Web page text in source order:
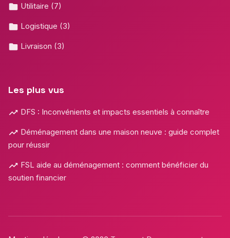
Utilitaire (7)
Logistique (3)
Livraison (3)
Les plus vus
DFS : Inconvénients et impacts essentiels à connaître
Déménagement dans une maison neuve : guide complet
pour réussir
FSL aide au déménagement : comment bénéficier du
soutien financier